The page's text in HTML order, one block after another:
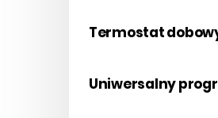
Termostat
Uniwersalny